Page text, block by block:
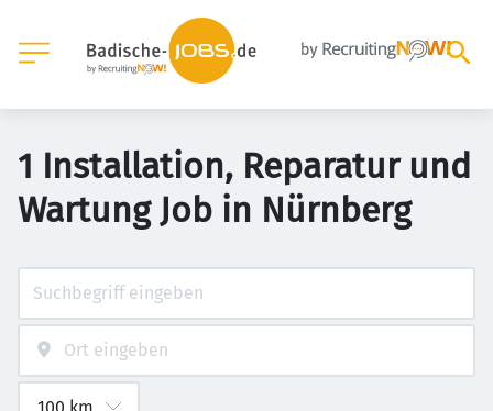
1 Installation, Reparatur und
Wartung Job in Nürnberg